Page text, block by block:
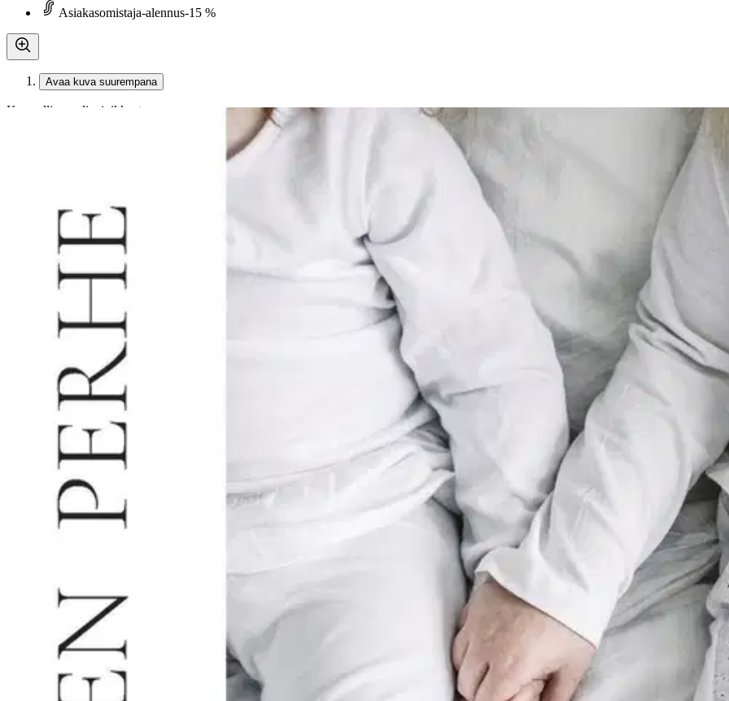
Asiakasomistaja-alennus-15 %
Avaa kuva suurempana
Karusellin nuolipainikkeet
Karilahti, Onnellinen perhe - Viisaan vanhemman
19,34 €
Asiakasomistajahinta
Hinta ilman S-Etukorttia:
Verkkokaupan hinta
Valitse toimitustapa
Nouto myymälästä
Ei saatavilla
Ilmainen toimitus yli 100 €:n tilauksille Postin pakettiautomaattiin tai
Etu ei koske Suuri‑lisäpalvelulla toimitettavia tuotteita.
Ei saatavilla
Tuotekuvaus